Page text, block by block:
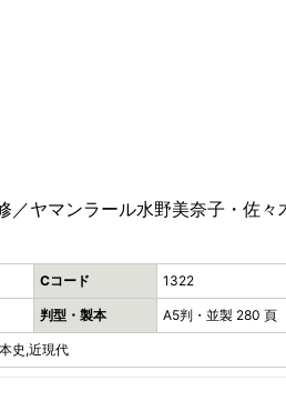
ヤマンラール水野美奈子・佐
Cコード 1322
判型・製本 A5判・並製 280 頁
史,近現代